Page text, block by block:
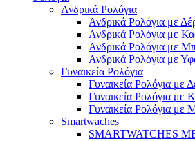
Ανδρικά Ρολόγια
Ανδρικά Ρολόγια με
Ανδρικά Ρολόγια με
Ανδρικά Ρολόγια με
Ανδρικά Ρολόγια με
Γυναικεία Ρολόγια
Γυναικεία Ρολόγια με
Γυναικεία Ρολόγια με
Γυναικεία Ρολόγια με
Smartwaches
SMARTWATCHES